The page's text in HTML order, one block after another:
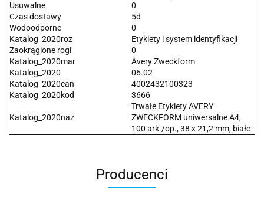
Usuwalne
0
Czas dostawy
5d
Wodoodporne
0
Katalog_2020roz
Etykiety i system identyfikacji
Zaokrąglone rogi
0
Katalog_2020mar
Avery Zweckform
Katalog_2020
06.02
Katalog_2020ean
4002432100323
Katalog_2020kod
3666
Katalog_2020naz
Trwałe Etykiety AVERY
ZWECKFORM uniwersalne A4,
100 ark./op., 38 x 21,2 mm, białe
Producenci